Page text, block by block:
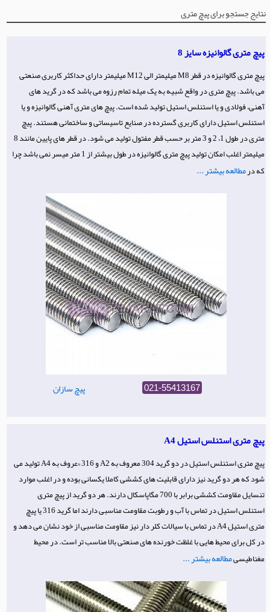
نتایج جستجو برای پیچ متری
پیچ متری گالوانیزه سایز 8
پیچ متری گالوانیزه در قطر M8 میلیمتر الی M12 میلیمتر دارای حداکثر کاربری صنعتی
می باشد. پیچ متری در واقع شبیه به یک میله تمام رزوه می باشد که در گرید های
آهنی، فولادی و یا استنلس استیل تولید شده است. پیچ های متری آهنی گالوانیزه و یا
استنلس استیل دارای کاربری گسترده در صنایع تاسیساتی و ساختمانی هستند. پیچ
متری در طول 1، 2 و 3 متر بر حسب قطر مفتول تولید می شود. در قطر های پایین مانند 8
میلیمتر اغلب امکان تولید پیچ متری گالوانیزه در طول بیشتر از 1 متر میسر نمی باشد چرا
که درمطالعه بیشتر ...
پیچ سازان 021-55413167
پیچ متری استنلس استیل A4
پیچ متری استنلس استیل در دو گرید 304 معروف به A2 و 316 »عروف به A4 تولید می
شود که هر دو گرید نیز دارای قابلیت های کششی کاملا یکسانی بوده و در اغلب موارد
تنسایل مقاومت کششی برابر با 700 مگاپاسکال دارند. هر دو گرید از پیچ متری
استنلس استیل در تماس با آب و رطوبت مقاومت مناسبی دارند اما گرید 316 یا پیچ
متری استیل A4 در تماس با سیالات کلر دار نیز مقاومت مناسبی از خود نشان می دهد و
در کل برای محیط هایی با غلظت خورنده های صنعتی بالا مناسب تر است. در محیط
مغناطیسیمطالعه بیشتر ...